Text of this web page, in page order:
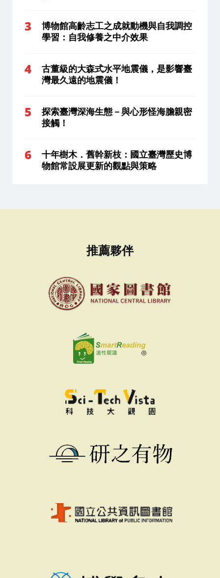
博物館高齡志工之成就動機與自我調控
學習：自我修養之中介效果
古董級的大森式水平地震儀，是影響臺
灣最久遠的地震儀！
探索臺灣深海生態－與心形怪海膽親密
接觸！
十年樹木．舊幹新枝：國立臺灣歷史博
物館常設展更新的觀點與策略
推薦夥伴